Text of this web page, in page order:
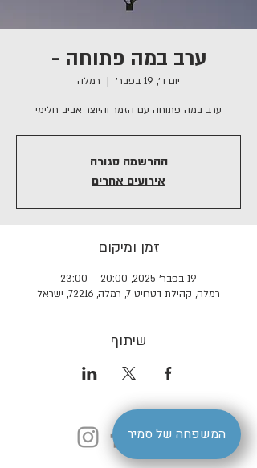
ערב במה פתוחה -
יום ד׳, 19 בפבר׳
  |
רמלה
ערב במה פתוחה עם הזמר והיוצר אביב חלימי
ההרשמה סגורה
אירועים אחרים
זמן ומיקום
19 בפבר׳ 2025, 20:00 – 23:00
רמלה, קהילת דטרויט 7, רמלה, 72216, ישראל
שיתוף
הצהרת נגישות
המשפחה של סמיר